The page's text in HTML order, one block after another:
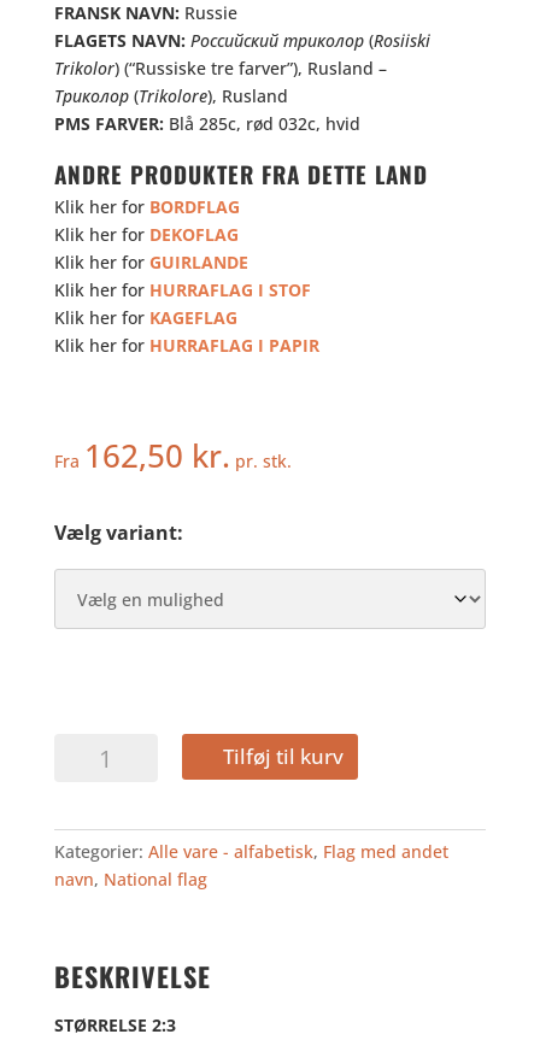
FRANSK NAVN: Russie
FLAGETS NAVN: Российский триколор(Rosiiski
Trikolor) (“Russiske tre farver”), Rusland –
Триколор(Trikolore), Rusland
PMS FARVER: Blå 285c, rød 032c, hvid
ANDRE PRODUKTER FRA DETTE LAND
Klik her for BORDFLAG
Klik her for DEKOFLAG
Klik her for GUIRLANDE
Klik her for HURRAFLAG I STOF
Klik her for KAGEFLAG
Klik her for HURRAFLAG I PAPIR
Fra 162,50 kr. pr. stk.
Vælg variant:
RUSLAND
Tilføj til kurv
Kategorier: Alle vare - alfabetisk, Flag med andet
navn, National flag
BESKRIVELSE
STØRRELSE 2:3